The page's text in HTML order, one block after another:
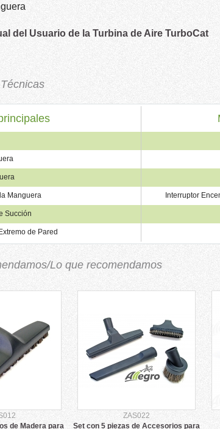
del Usuario de la Turbina de Aire TurboCat
Manguera Interruptor
Succión
de Pared
Lo que recomendamos
de Madera para
ZAS022
Set con 5 piezas de Accesorios para